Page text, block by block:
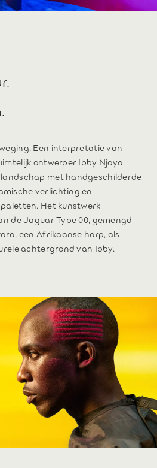
Een interpretatie van
ontwerper Ibby Njoya
met handgeschilderde
verlichting en
Het kunstwerk
de Jaguar Type 00, gemengd
een Afrikaanse harp, als
achtergrond van Ibby.